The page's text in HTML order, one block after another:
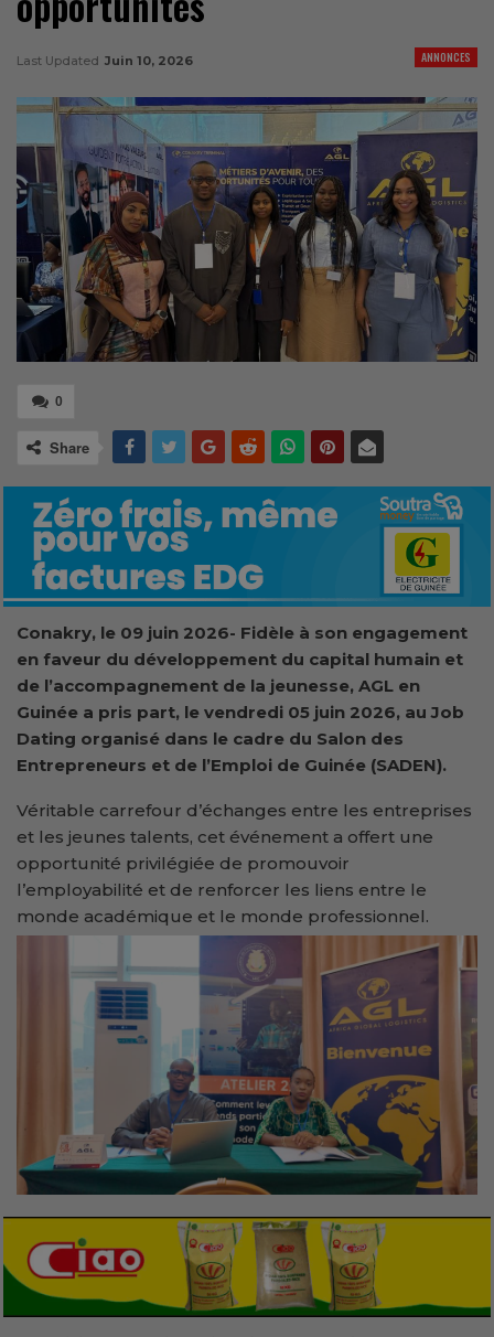
ANNONCES
Last Updated Juin 10, 2026
0
Share
Conakry, le 09 juin 2026- Fidèle à son engagement
en faveur du développement du capital humain et
de l’accompagnement de la jeunesse, AGL en
Guinée a pris part, le vendredi 05 juin 2026, au Job
Dating organisé dans le cadre du Salon des
Entrepreneurs et de l’Emploi de Guinée (SADEN).
Véritable carrefour d’échanges entre les entreprises
et les jeunes talents, cet événement a offert une
opportunité privilégiée de promouvoir
l’employabilité et de renforcer les liens entre le
monde académique et le monde professionnel.